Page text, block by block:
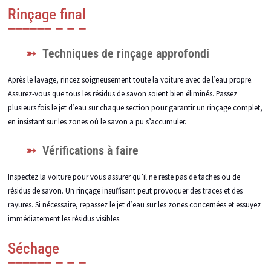
Rinçage final
Techniques de rinçage approfondi
Après le lavage, rincez soigneusement toute la voiture avec de l’eau propre.
Assurez-vous que tous les résidus de savon soient bien éliminés. Passez
plusieurs fois le jet d’eau sur chaque section pour garantir un rinçage complet,
en insistant sur les zones où le savon a pu s’accumuler.
Vérifications à faire
Inspectez la voiture pour vous assurer qu’il ne reste pas de taches ou de
résidus de savon. Un rinçage insuffisant peut provoquer des traces et des
rayures. Si nécessaire, repassez le jet d’eau sur les zones concernées et essuyez
immédiatement les résidus visibles.
Séchage